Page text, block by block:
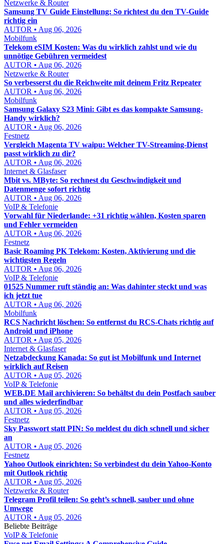
Netzwerke & Router
Samsung TV Guide Einstellung: So richtest du den TV-Guide
richtig ein
AUTOR • Aug 06, 2026
Mobilfunk
Telekom eSIM Kosten: Was du wirklich zahlst und wie du
unnötige Gebühren vermeidest
AUTOR • Aug 06, 2026
Netzwerke & Router
So verbesserst du die Reichweite mit deinem Fritz Repeater
AUTOR • Aug 06, 2026
Mobilfunk
Samsung Galaxy S23 Mini: Gibt es das kompakte Samsung-
Handy wirklich?
AUTOR • Aug 06, 2026
Festnetz
Vergleich Magenta TV waipu: Welcher TV-Streaming-Dienst
passt wirklich zu dir?
AUTOR • Aug 06, 2026
Internet & Glasfaser
Mbit vs. MByte: So rechnest du Geschwindigkeit und
Datenmenge sofort richtig
AUTOR • Aug 06, 2026
VoIP & Telefonie
Vorwahl für Niederlande: +31 richtig wählen, Kosten sparen
und Fehler vermeiden
AUTOR • Aug 06, 2026
Festnetz
Basic Roaming PK Telekom: Kosten, Aktivierung und die
wichtigsten Regeln
AUTOR • Aug 06, 2026
VoIP & Telefonie
01525 Nummer ruft ständig an: Was dahinter steckt und was
ich jetzt tue
AUTOR • Aug 06, 2026
Mobilfunk
RCS Nachricht löschen: So entfernst du RCS-Chats richtig auf
Android und iPhone
AUTOR • Aug 05, 2026
Internet & Glasfaser
Netzabdeckung Kanada: So gut ist Mobilfunk und Internet
wirklich auf Reisen
AUTOR • Aug 05, 2026
VoIP & Telefonie
WEB.DE Mail archivieren: So behältst du dein Postfach sauber
und alles wiederfindbar
AUTOR • Aug 05, 2026
Festnetz
Sky Passwort statt PIN: So meldest du dich schnell und sicher
an
AUTOR • Aug 05, 2026
Festnetz
Yahoo Outlook einrichten: So verbindest du dein Yahoo-Konto
mit Outlook richtig
AUTOR • Aug 05, 2026
Netzwerke & Router
Telegram Profil teilen: So geht’s schnell, sauber und ohne
Umwege
AUTOR • Aug 05, 2026
Beliebte Beiträge
VoIP & Telefonie